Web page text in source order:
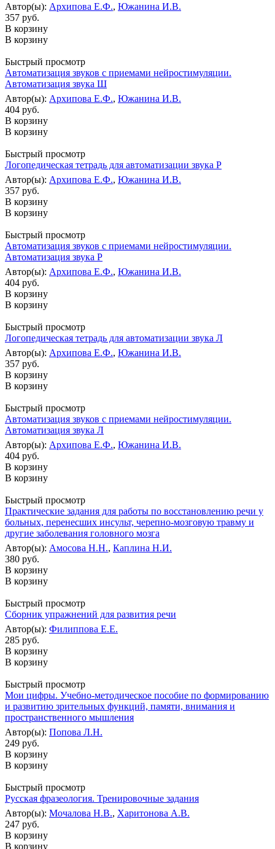
Автор(ы): Архипова Е.Ф., Южанина И.В.
357 руб.
В корзину
В корзину
Быстрый просмотр
Автоматизация звуков с приемами нейростимуляции.
Автоматизация звука Ш
Автор(ы): Архипова Е.Ф., Южанина И.В.
404 руб.
В корзину
В корзину
Быстрый просмотр
Логопедическая тетрадь для автоматизации звука Р
Автор(ы): Архипова Е.Ф., Южанина И.В.
357 руб.
В корзину
В корзину
Быстрый просмотр
Автоматизация звуков с приемами нейростимуляции.
Автоматизация звука Р
Автор(ы): Архипова Е.Ф., Южанина И.В.
404 руб.
В корзину
В корзину
Быстрый просмотр
Логопедическая тетрадь для автоматизации звука Л
Автор(ы): Архипова Е.Ф., Южанина И.В.
357 руб.
В корзину
В корзину
Быстрый просмотр
Автоматизация звуков с приемами нейростимуляции.
Автоматизация звука Л
Автор(ы): Архипова Е.Ф., Южанина И.В.
404 руб.
В корзину
В корзину
Быстрый просмотр
Практические задания для работы по восстановлению речи у
больных, перенесших инсульт, черепно-мозговую травму и
другие заболевания головного мозга
Автор(ы): Амосова Н.Н., Каплина Н.И.
380 руб.
В корзину
В корзину
Быстрый просмотр
Сборник упражнений для развития речи
Автор(ы): Филиппова Е.Е.
285 руб.
В корзину
В корзину
Быстрый просмотр
Мои цифры. Учебно-методическое пособие по формированию
и развитию зрительных функций, памяти, внимания и
пространственного мышления
Автор(ы): Попова Л.Н.
249 руб.
В корзину
В корзину
Быстрый просмотр
Русская фразеология. Тренировочные задания
Автор(ы): Мочалова Н.В., Харитонова А.В.
247 руб.
В корзину
В корзину